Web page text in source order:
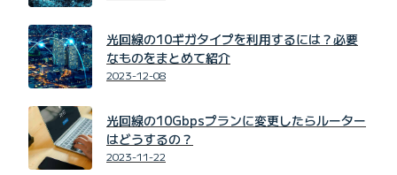
光回線の10ギガタイプを利用するには？必要
なものをまとめて紹介
2023-12-08
光回線の10Gbpsプランに変更したらルーター
はどうするの？
2023-11-22